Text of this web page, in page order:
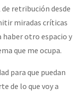
retribución desde
miradas críticas
haber otro espacio y
que me ocupa.
para que puedan
de lo que voy a